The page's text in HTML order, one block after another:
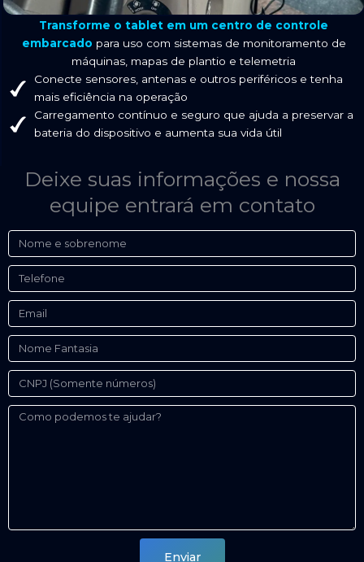
Transforme o tablet em um centro de controle
embarcado para uso com sistemas de monitoramento de
máquinas, mapas de plantio e telemetria
Conecte sensores, antenas e outros periféricos e tenha
mais eficiência na operação
Carregamento contínuo e seguro que ajuda a preservar a
bateria do dispositivo e aumenta sua vida útil
Deixe suas informações e nossa
equipe entrará em contato
Nome
Telefone
Email
Nome
Fantasia
CNPJ
Como
Enviar